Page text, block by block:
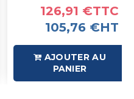
126,91 €TTC
105,76 €HT
AJOUTER AU
PANIER